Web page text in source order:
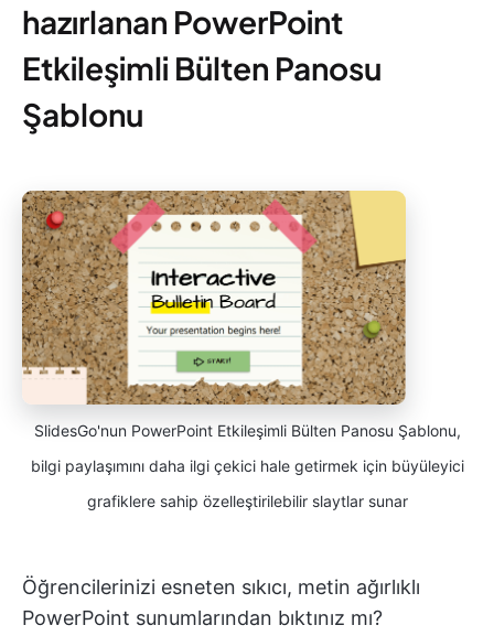
hazırlanan PowerPoint
Etkileşimli Bülten Panosu
Şablonu
SlidesGo'nun PowerPoint Etkileşimli Bülten Panosu Şablonu,
bilgi paylaşımını daha ilgi çekici hale getirmek için büyüleyici
grafiklere sahip özelleştirilebilir slaytlar sunar
Öğrencilerinizi esneten sıkıcı, metin ağırlıklı
PowerPoint sunumlarından bıktınız mı?